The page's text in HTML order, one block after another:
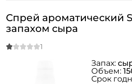
Спрей ароматический
запахом сыра
Запах:
Объем:
Срок